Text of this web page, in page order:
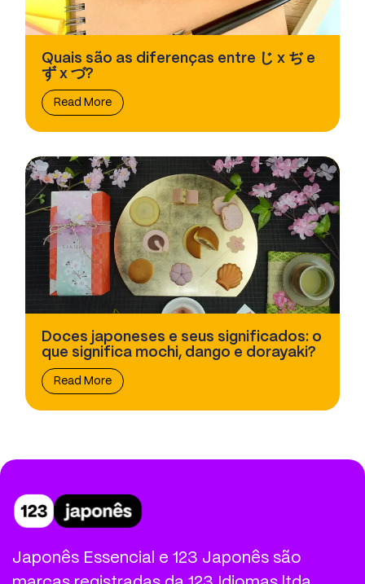
Quais são as diferenças entre じ x ぢ e
ず x づ?
Read More
Doces japoneses e seus significados: o
que significa mochi, dango e dorayaki?
Read More
Japonês Essencial e 123 Japonês são